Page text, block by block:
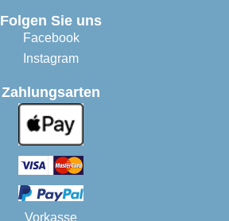
Folgen Sie uns
Facebook
Instagram
Zahlungsarten
Vorkasse